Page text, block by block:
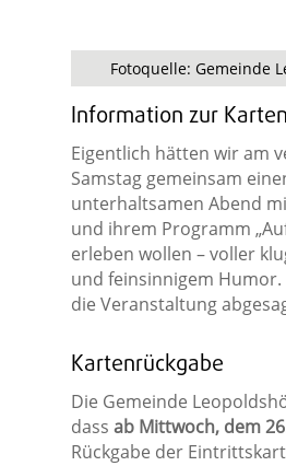
Fotoquelle: Gemeinde
Information zur
Eigentlich hätten wir am
Samstag gemeinsam
unterhaltsamen Abend
und ihrem Programm
erleben wollen – voller
und feinsinnigem
die Veranstaltung
Kartenrückgabe
Die Gemeinde
dass ab Mittwoch, dem
Rückgabe der